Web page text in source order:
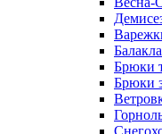
Брюки
Брюки